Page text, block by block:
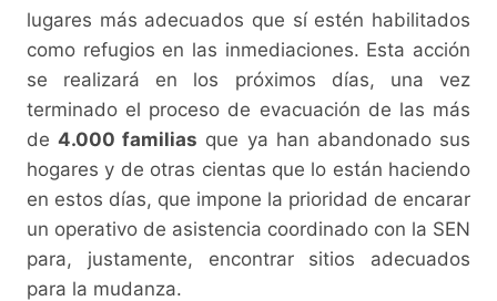
lugares más adecuados que sí estén habilitados
como refugios en las inmediaciones. Esta acción
se realizará en los próximos días, una vez
terminado el proceso de evacuación de las más
de4.000 familias que ya han abandonado sus
hogares y de otras cientas que lo están haciendo
en estos días, que impone la prioridad de encarar
un operativo de asistencia coordinado con la SEN
para, justamente, encontrar sitios adecuados
para la mudanza.